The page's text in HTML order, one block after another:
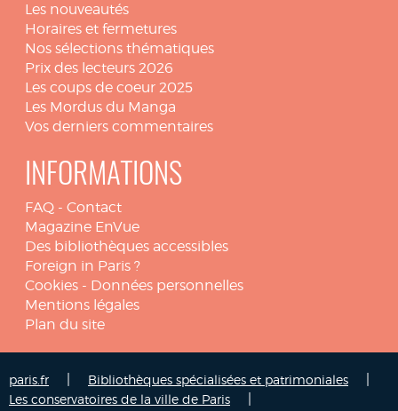
Les nouveautés
Horaires et fermetures
Nos sélections thématiques
Prix des lecteurs 2026
Les coups de coeur 2025
Les Mordus du Manga
Vos derniers commentaires
INFORMATIONS
FAQ - Contact
Magazine EnVue
Des bibliothèques accessibles
Foreign in Paris ?
Cookies - Données personnelles
Mentions légales
Plan du site
paris.fr Bibliothèques spécialisées et patrimoniales
Les conservatoires de la ville de Paris